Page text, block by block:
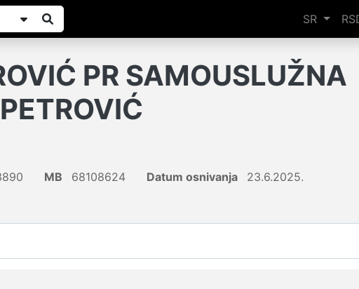
SR
PR SAMOUSLUŽNA
MB 68108624 Datum osnivanja 23.6.2025.